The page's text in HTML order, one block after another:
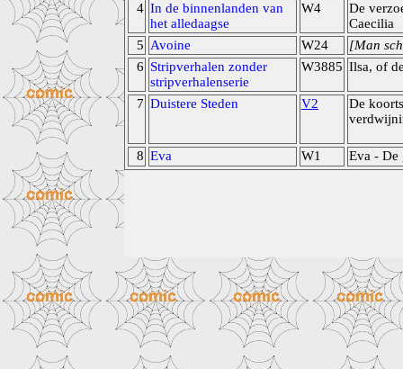
4 In de binnenlanden van
het alledaagse
W4
De
Caecilia
5 Avoine W24
[Man
6 Stripverhalen zonder
stripverhalenserie
W3885 Ilsa, of
7 Duistere Steden V2
De
8 Eva W1 Eva - De